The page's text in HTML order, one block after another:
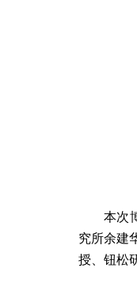
本次
究所余建
授、钮松